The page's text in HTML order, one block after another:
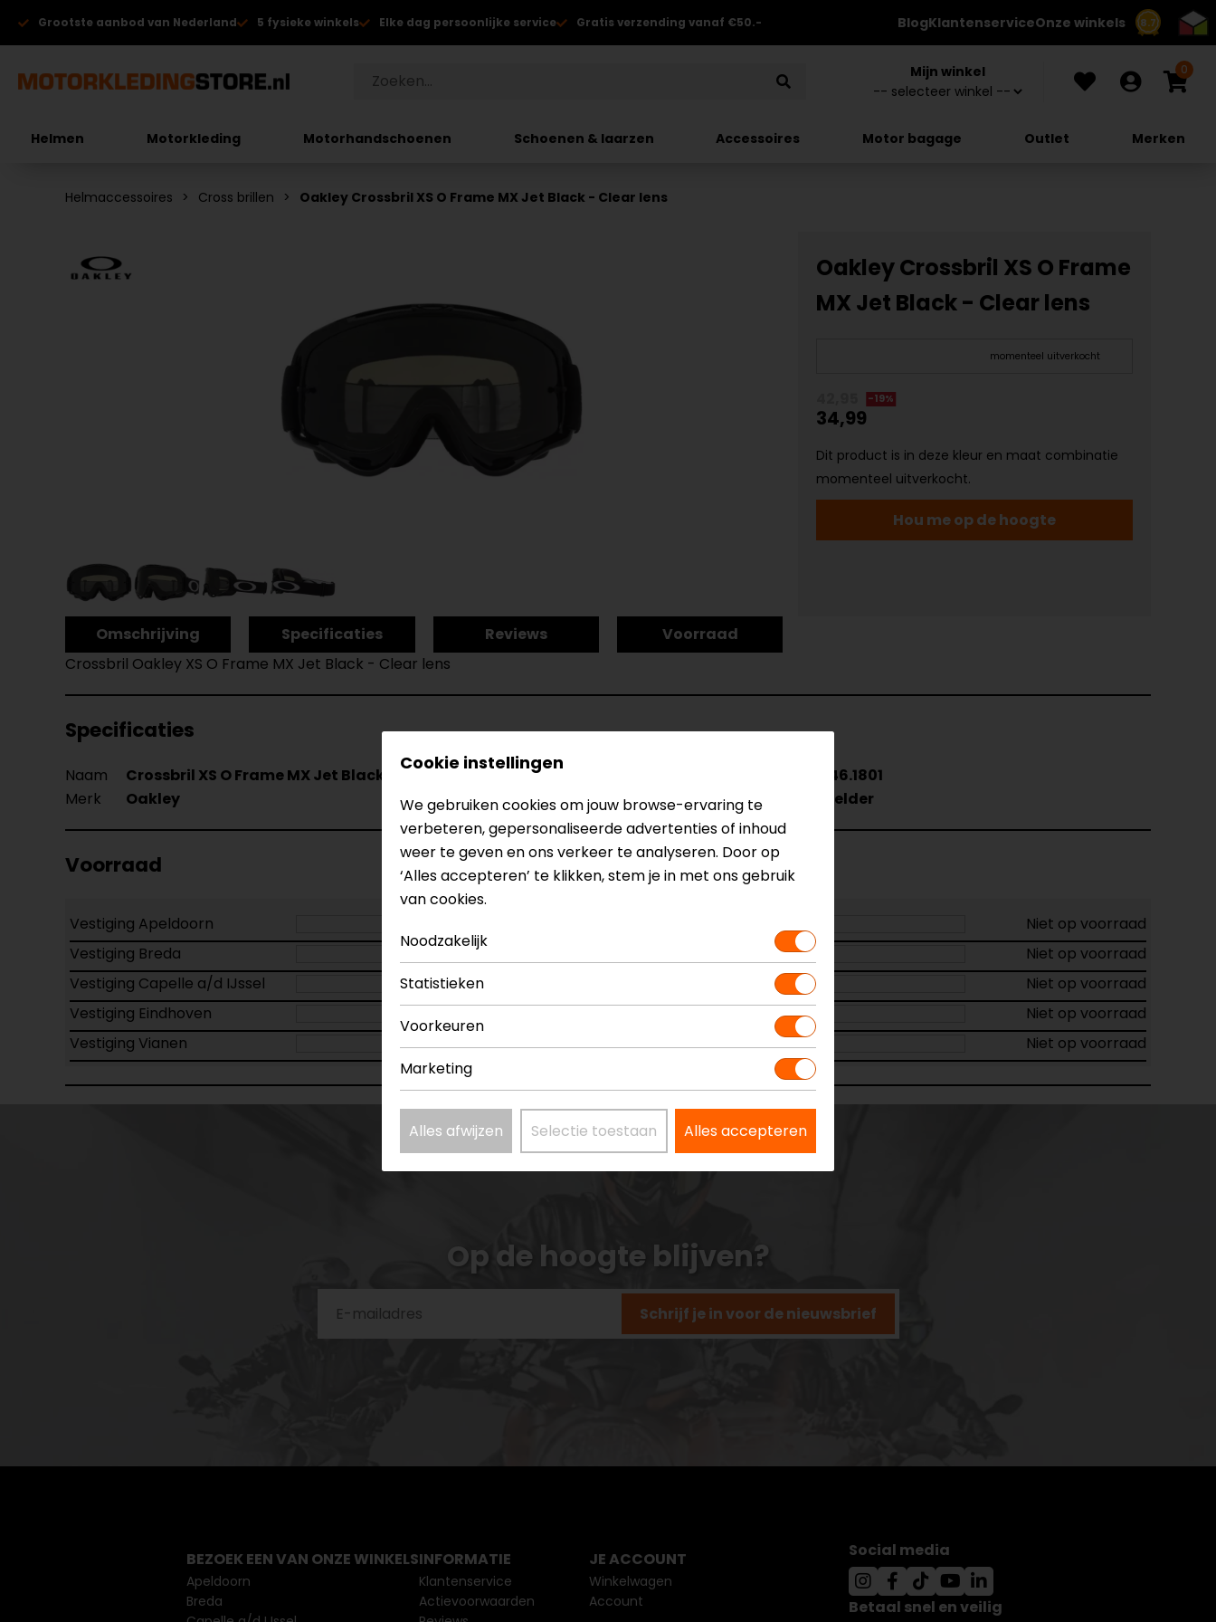
8.7
Grootste aanbod van Nederland 5 fysieke winkels Elke dag persoonlijke service Gratis verzending vanaf €50.- BlogKlantenserviceOnze winkels
Mijn winkel 0
Helmen Motorkleding Motorhandschoenen Schoenen & laarzen Accessoires Motor bagage Outlet Merken
Helmaccessoires Cross brillen Oakley Crossbril XS O Frame MX Jet Black - Clear lens
Oakley Crossbril XS O Frame
MX Jet Black - Clear lens
momenteel uitverkocht
-19%
34,99
Dit product is in deze kleur en maat combinatie
momenteel uitverkocht.
Hou me op de hoogte
Omschrijving Specificaties Reviews
Voorraad
Crossbril Oakley XS O Frame MX Jet Black - Clear lens
Specificaties
Naam Crossbril XS O Frame MX Jet Black - Clear lens
146.1801
Merk
Oakley Kleur Helder
Voorraad
Vestiging Apeldoorn
Niet op voorraad
Vestiging Breda
Niet op voorraad
Vestiging Capelle a/d IJssel
Niet op voorraad
Vestiging Eindhoven
Niet op voorraad
Vestiging Vianen
Niet op voorraad
Op de hoogte blijven?
Schrijf je in voor de nieuwsbrief
Cookie instellingen
We gebruiken cookies om jouw browse-ervaring te
verbeteren, gepersonaliseerde advertenties of inhoud
weer te geven en ons verkeer te analyseren. Door op
‘Alles accepteren’ te klikken, stem je in met ons gebruik
van cookies.
Noodzakelijk
Statistieken
Voorkeuren
Marketing
Alles afwijzen Selectie toestaan Alles accepteren
BEZOEK EEN VAN ONZE WINKELS
Apeldoorn
Breda
INFORMATIE
Klantenservice
Actievoorwaarden
JE ACCOUNT
Winkelwagen
Account
Social media
Betaal snel en veilig